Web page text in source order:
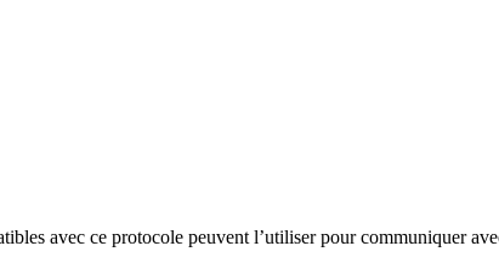
avec ce protocole peuvent l’utiliser pour communiquer